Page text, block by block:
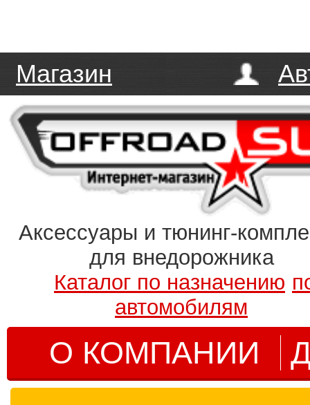
Магазин
Аксессуары и тюнинг-
для внедорожника
Каталог по назначению
автомобилям
О КОМПАНИИ